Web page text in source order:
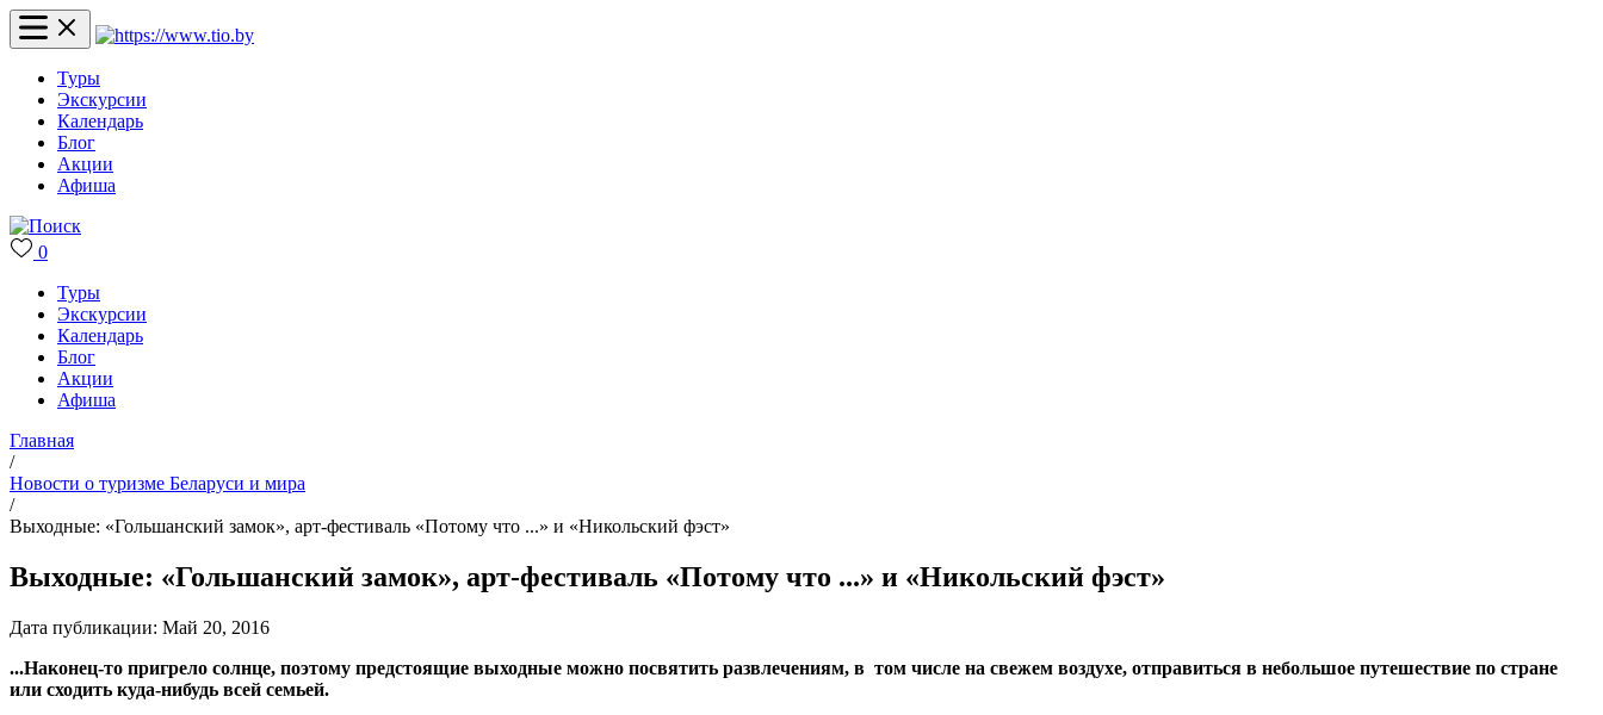
Туры
Экскурсии
Календарь
Блог
Акции
Афиша
0
Туры
Экскурсии
Календарь
Блог
Акции
Афиша
Главная
/
Новости о туризме Беларуси и мира
/
Выходные: «Гольшанский замок», арт-фестиваль «Потому что ...» и «Никольский фэст»
Выходные: «Гольшанский замок», арт-фестиваль «Потому что ...» и «Никольский фэст»
Дата публикации: Май 20, 2016
...Наконец-то пригрело солнце, поэтому предстоящие выходные можно посвятить развлечениям, в том числе на свежем воздухе, отправиться в небольшое путешествие по стране
или сходить куда-нибудь всей семьей.